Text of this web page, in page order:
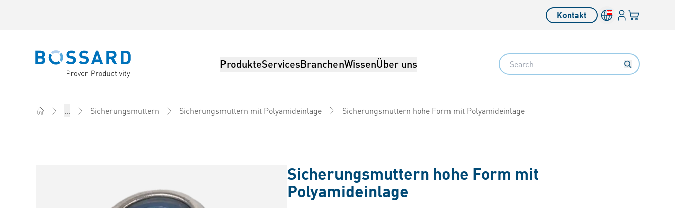
Kontakt Anmelden
Ihr
Bossard homepage ProdukteServicesBranchenWissenÜber uns Search
... Sicherungsmuttern Sicherungsmuttern mit Polyamideinlage Sicherungsmuttern hohe Form mit Polyamideinlage
Sicherungsmuttern hohe Form mit
Polyamideinlage